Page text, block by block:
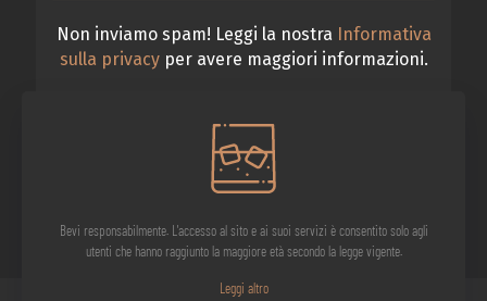
Non inviamo spam! Leggi la nostra Informativa
sulla privacyper avere maggiori informazioni.
Bevi responsabilmente. L'accesso al sito e ai suoi servizi è consentito solo agli
utenti che hanno raggiunto la maggiore età secondo la legge vigente.
Leggi altro